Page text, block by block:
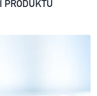
PRODUKTŮ